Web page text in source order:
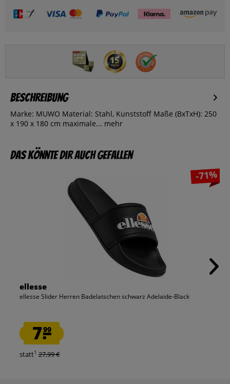
Beschreibung
Marke: MUWO Material: Stahl, Kunststoff Maße (BxTxH): 250
x 190 x 180 cm maximale... mehr
Das könnte dir auch gefallen
-71%
ellesse
ellesse Slider Herren Badelatschen schwarz Adelaide-Black
7.99
statt1 27,99 €